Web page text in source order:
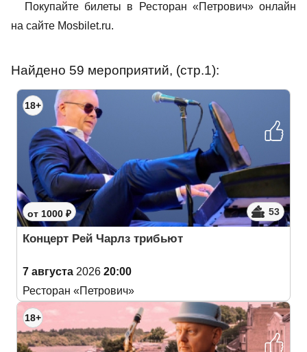
Покупайте билеты в Ресторан «Петрович» онлайн
на сайте Mosbilet.ru.
Найдено 59 мероприятий, (стр.1):
18+
от 1000 ₽ 53
Концерт Рей Чарлз трибьют
7 августа 2026 20:00
Ресторан «Петрович»
18+